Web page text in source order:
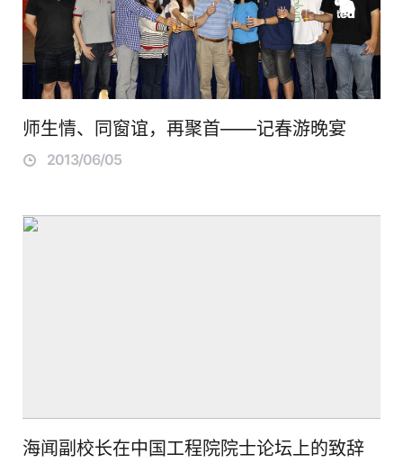
师生情、同窗谊，再聚首——记春游晚宴
2013/06/05
海闻副校长在中国工程院院士论坛上的致辞